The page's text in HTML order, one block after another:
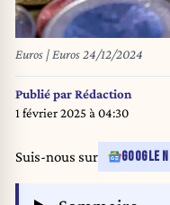
Euros | Euros 24/12/2024
Publié parRédaction
1 février 2025 à 04:30
Suis-nous sur GOOGLE